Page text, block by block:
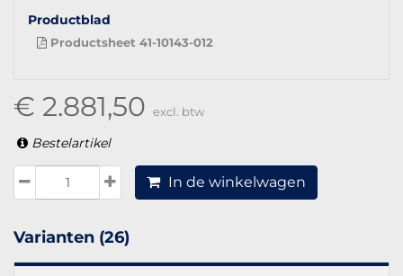
Productblad
Productsheet 41-10143-012
€ 2.881,50 excl. btw
Bestelartikel
In de winkelwagen
Varianten (26)